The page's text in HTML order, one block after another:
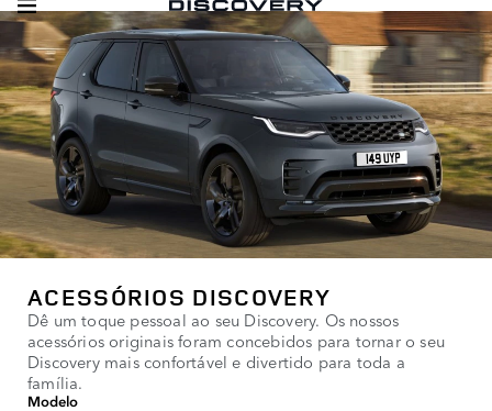
ACESSÓRIOS DISCOVERY
Dê um toque pessoal ao seu Discovery. Os nossos
acessórios originais foram concebidos para tornar o seu
Discovery mais confortável e divertido para toda a
família.
Modelo